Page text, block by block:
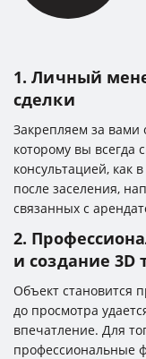
1. Личный
сделки
Закрепляем за вами
которому вы всегда
консультацией, как
после заселения,
связанных с
2.
и создание 3D
Объект становится
до просмотра
впечатление. Для
профессиональные